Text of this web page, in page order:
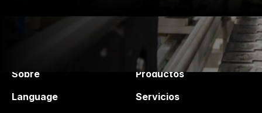
Sobre
Language
Productos y Servicios
Productos
Servicios